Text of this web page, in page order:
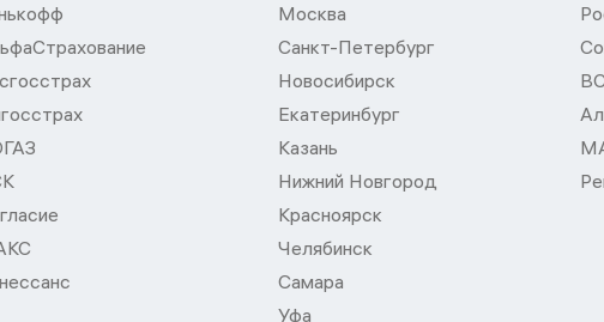
Москва
Санкт-Петербург
Новосибирск
Екатеринбург
Казань
Нижний Новгород
Красноярск
Челябинск
Самара
Уфа